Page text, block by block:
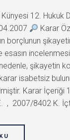
Künyesi 12.
Karar
borçlunun
esasın
şikayetin
isabetsiz
Karar İçeriği
2007/8402 K.